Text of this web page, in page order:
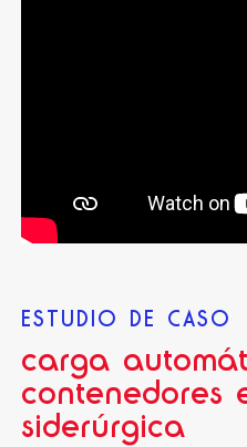
ESTUDIO DE CASO
carga
contenedores
siderúrgica